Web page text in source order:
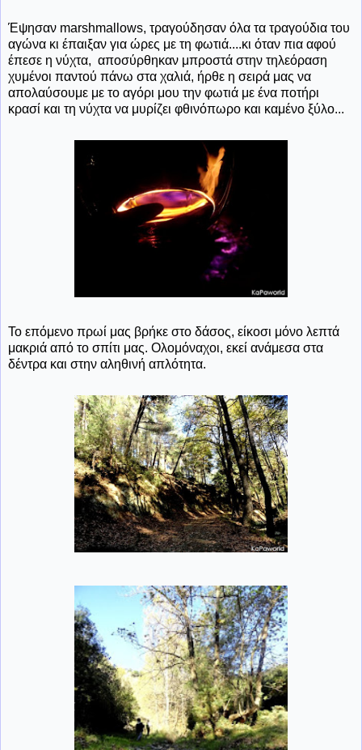
Έψησαν marshmallows, τραγούδησαν όλα τα τραγούδια του
αγώνα κι έπαιξαν για ώρες με τη φωτιά....κι όταν πια αφού
έπεσε η νύχτα, αποσύρθηκαν μπροστά στην τηλεόραση
χυμένοι παντού πάνω στα χαλιά, ήρθε η σειρά μας να
απολαύσουμε με το αγόρι μου την φωτιά με ένα ποτήρι
κρασί και τη νύχτα να μυρίζει φθινόπωρο και καμένο ξύλο...
Το επόμενο πρωί μας βρήκε στο δάσος, είκοσι μόνο λεπτά
μακριά από το σπίτι μας. Ολομόναχοι, εκεί ανάμεσα στα
δέντρα και στην αληθινή απλότητα.